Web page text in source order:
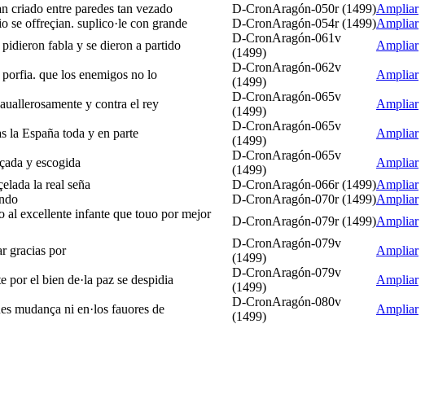
criado entre paredes tan vezado D-CronAragón-050r (1499)Ampliar
se offreçian. suplico·le con grande D-CronAragón-054r (1499)Ampliar
fabla y se dieron a partido
D-CronAragón-061v
(1499)
Ampliar
porfia. que los enemigos no lo
D-CronAragón-062v
(1499)
Ampliar
y contra el rey
D-CronAragón-065v
(1499)
Ampliar
la España toda y en parte
D-CronAragón-065v
(1499)
Ampliar
y escogida
D-CronAragón-065v
(1499)
Ampliar
la real seña D-CronAragón-066r (1499)Ampliar
D-CronAragón-070r (1499)Ampliar
al excellente infante que touo por mejor
D-CronAragón-079r (1499)Ampliar
gracias por
D-CronAragón-079v
(1499)
Ampliar
por el bien de·la paz se despidia
D-CronAragón-079v
(1499)
Ampliar
mudança ni en·los fauores de
D-CronAragón-080v
(1499)
Ampliar